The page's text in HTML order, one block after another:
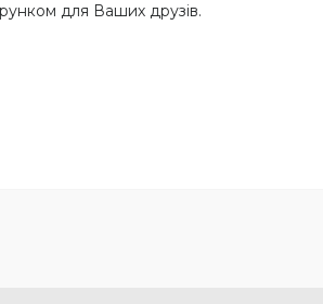
для Ваших друзів.